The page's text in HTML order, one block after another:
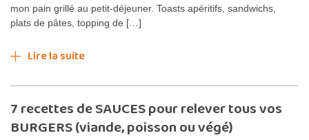
mon pain grillé au petit-déjeuner. Toasts apéritifs, sandwichs,
plats de pâtes, topping de […]
Lire la suite
7 recettes de SAUCES pour relever tous vos
BURGERS (viande, poisson ou végé)